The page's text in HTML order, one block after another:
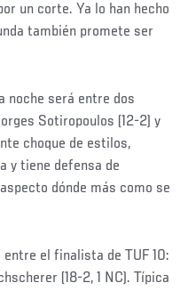
un corte. Ya lo han hecho
también promete ser
noche será entre dos
Sotiropoulos (12-2) y
choque de estilos,
y tiene defensa de
dónde más como se
el finalista de TUF 10:
(18-2, 1 NC). Típica